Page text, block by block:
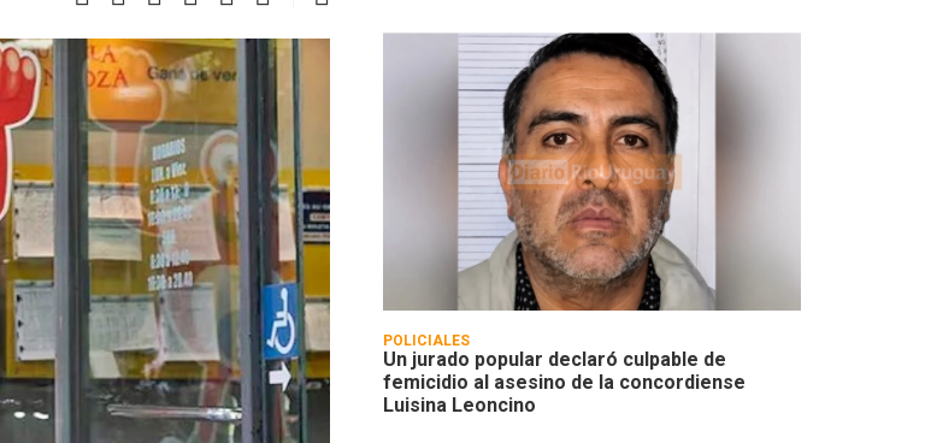
POLICIALES
Un jurado popular declaró culpable de
femicidio al asesino de la concordiense
Luisina Leoncino